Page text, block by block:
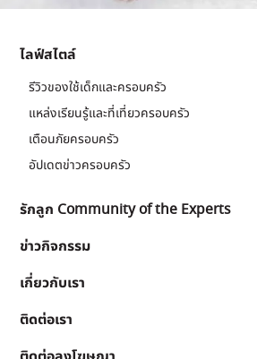
ไลฟ์สไตล์
รีวิวของใช้เด็กและครอบครัว
แหล่งเรียนรู้และที่เที่ยวครอบครัว
เตือนภัยครอบครัว
อัปเดตข่าวครอบครัว
รักลูก Community of the Experts
ข่าวกิจกรรม
เกี่ยวกับเรา
ติดต่อเรา